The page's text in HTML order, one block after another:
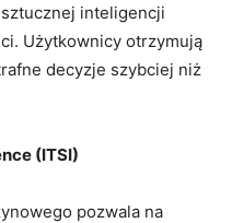
inteligencji
Użytkownicy otrzymują
decyzje szybciej niż
(ITSI)
pozwala na